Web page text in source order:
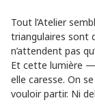
Tout l’Atelier
triangulaires sont
n’attendent pas
Et cette lumière —
elle caresse. On
vouloir partir. Ni